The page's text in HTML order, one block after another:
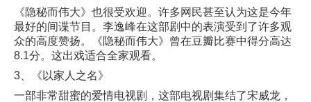
《隐秘而伟大》也很受欢迎。许多网民甚至认为这是今年
最好的间谍节目。李逸峰在这部剧中的表演受到了许多观
众的高度赞扬。《隐秘而伟大》曾在豆瓣比赛中得分高达
8.1分。这出戏适合全家观看。
3、《以家人之名》
一部非常甜蜜的爱情电视剧，这部电视剧集结了宋威龙，